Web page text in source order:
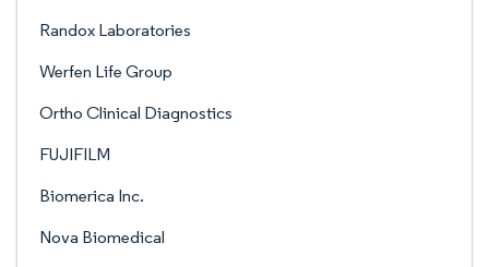
Randox Laboratories
Werfen Life Group
Ortho Clinical Diagnostics
FUJIFILM
Biomerica Inc.
Nova Biomedical